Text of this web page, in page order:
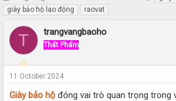
h
r
e
d
a
r
t
a
r
giày bảo hộ lao động
raovat
T trangvangbaoho
Thất Phẩm
11 October 2024
Giày bảo hộ đóng vai trò quan trọng trong